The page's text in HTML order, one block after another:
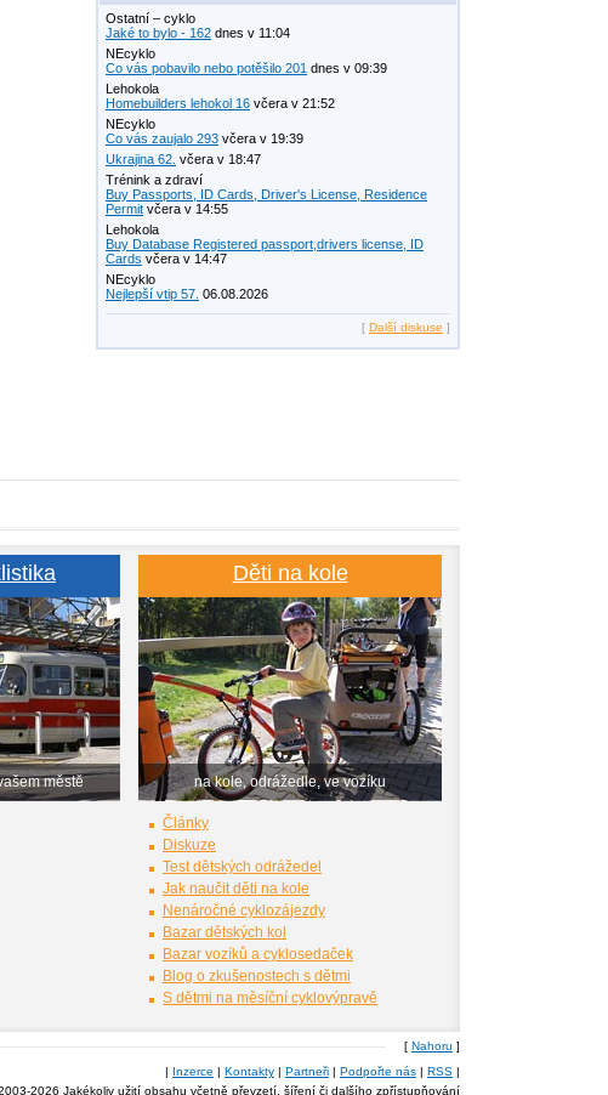
Ostatní – cyklo
Jaké to bylo - 162 dnes v 11:04
NEcyklo
Co vás pobavilo nebo potěšilo 201 dnes v 09:39
Lehokola
Homebuilders lehokol 16 včera v 21:52
NEcyklo
Co vás zaujalo 293 včera v 19:39
Ukrajina 62. včera v 18:47
Trénink a zdraví
Buy Passports, ID Cards, Driver's License, Residence
Permit včera v 14:55
Lehokola
Buy Database Registered passport,drivers license, ID
Cards včera v 14:47
NEcyklo
Nejlepší vtip 57. 06.08.2026
[ Další diskuse ]
městě
Děti na kole
na kole, odrážedle, ve vozíku
Články
Diskuze
Test dětských odrážedel
Jak naučit děti na kole
Nenáročné cyklozájezdy
Bazar dětských kol
Bazar vozíků a cyklosedaček
Blog o zkušenostech s dětmi
S dětmi na měsíční cyklovýpravě
[ Nahoru ]
| Inzerce | Kontakty | Partneři | Podpořte nás | RSS |
2026 Jakékoliv užití obsahu včetně převzetí, šíření či dalšího zpřístupňování